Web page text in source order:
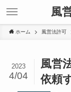
風
ホーム 風営法許可
風営
依頼
2023
4/04